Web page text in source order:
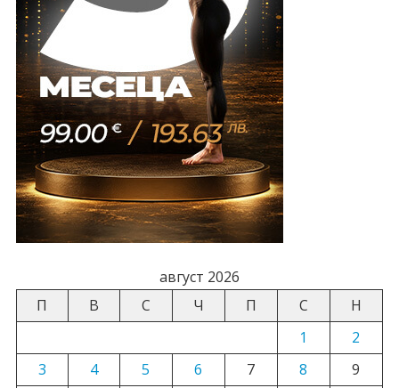
август 2026
П
В С Ч П С
Н
1
2
3
4 5 6 7 8
9